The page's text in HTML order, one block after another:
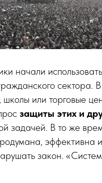
начали
сектора.
или торговые
защиты этих и
задачей. В то же
эффективна
закон.